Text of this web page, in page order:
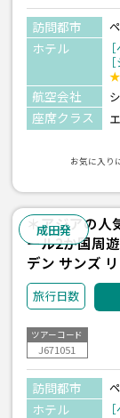
訪問都市
ホテル
航空会社
座席クラス
お気に入り
成田発
＊アジアの
ール2か国周
デン サンズ
ークホテル/1
用 3泊5日間≫
ツアーコード
J671051
訪問都市
ホテル